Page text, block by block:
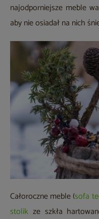
najodporniejsze meble
aby nie osiadał na nich
Całoroczne meble (sofa
stolik ze szkła